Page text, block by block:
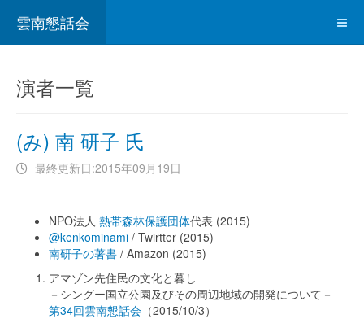
雲南懇話会
演者一覧
(み) 南 研子 氏
最終更新日:2015年09月19日
NPO法人 熱帯森林保護団体代表 (2015)
@kenkominami / Twirtter (2015)
南研子の著書 / Amazon (2015)
アマゾン先住民の文化と暮し
－シングー国立公園及びその周辺地域の開発について－
第34回雲南懇話会 （2015/10/3）